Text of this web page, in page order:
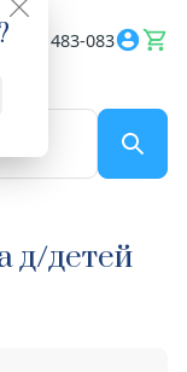
8182 483-083
д/детей